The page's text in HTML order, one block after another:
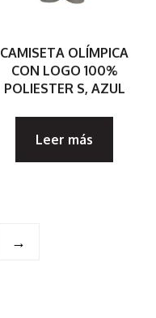
CAMISETA OLÍMPICA
CON LOGO 100%
POLIESTER S, AZUL
Leer más
→